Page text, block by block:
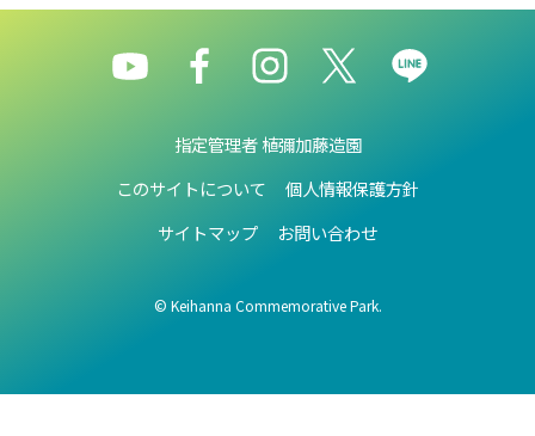
指定管理者 植彌加藤造園
このサイトについて
個人情報保護方針
サイトマップ
お問い合わせ
© Keihanna Commemorative Park.